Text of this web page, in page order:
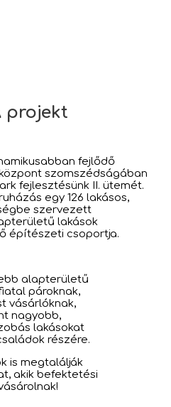
projekt
fejlődő
szomszédságában
fejlesztésünk II. ütemét.
egy 126 lakásos,
szervezett
lakások
építészeti csoportja.
alapterületű
pároknak,
vásárlóknak,
nagyobb,
lakásokat
részére.
is megtalálják
akik befektetési